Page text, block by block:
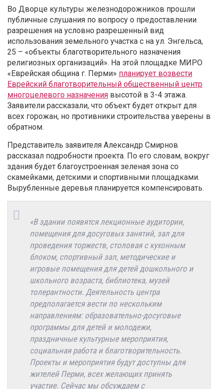
Во Дворце культуры железнодорожников прошли
публичные слушания по вопросу о предоставлении
разрешения на условно разрешенный вид
использования земельного участка с на ул. Энгельса,
25 – «объекты благотворительного назначения
религиозных организаций». На этой площадке МИРО
«Еврейская община г. Перми» планирует возвести
Еврейский благотворительный общественный центр
многоцелевого назначения высотой в 3-4 этажа.
Заявители рассказали, что объект будет открыт для
всех горожан, но противники строительства уверены в
обратном.
Представитель заявителя Александр Смирнов
рассказал подробности проекта. По его словам, вокруг
здания будет благоустроенная зеленая зона со
скамейками, детскими и спортивными площадками.
Вырубленные деревья планируется компенсировать.
«В здании появятся лекционные аудитории,
помещения для досуговых занятий, зал для
проведения торжеств, столовая с кухонным
блоком, спортивный зал, методические и
игровые помещения для детей дошкольного и
школьного возраста, библиотека, музей
толерантности. Деятельность центра
предполагается вести по нескольким
направлениям: образовательно-досуговые
программы для детей и молодежи,
праздничные культурные мероприятия,
социальная работа и благотворительность.
Проекты и мероприятия будут доступны для
жителей Перми, всех желающих принять
участие. Сейчас мы обсуждаем с